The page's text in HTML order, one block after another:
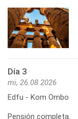
Día 3
mi, 26.08.2026
Edfu - Kom Ombo
Pensión completa.